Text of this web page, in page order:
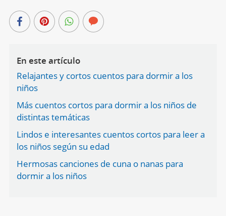
En este artículo
Relajantes y cortos cuentos para dormir a los
niños
Más cuentos cortos para dormir a los niños de
distintas temáticas
Lindos e interesantes cuentos cortos para leer a
los niños según su edad
Hermosas canciones de cuna o nanas para
dormir a los niños